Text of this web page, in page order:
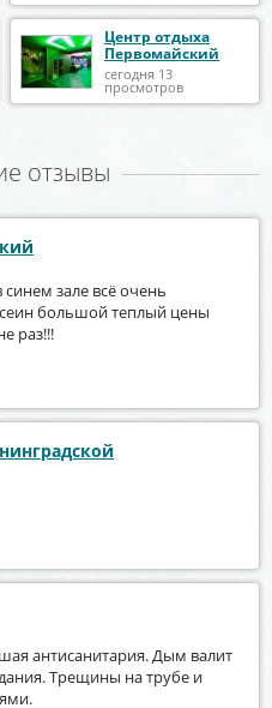
Центр отдыха
Первомайский
сегодня 13
просмотров
отзывы
зале всё очень
большой теплый цены
раз!!!
антисанитария. Дым валит
Трещины на трубе и